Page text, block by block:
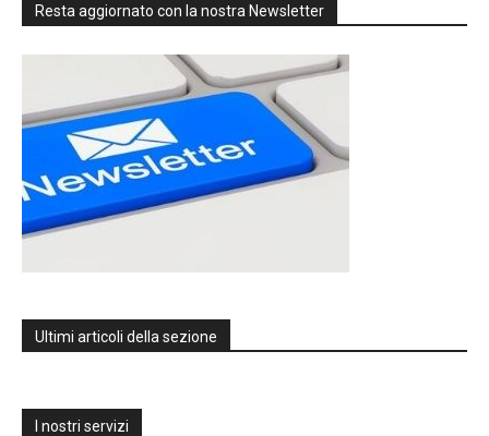
Resta aggiornato con la nostra Newsletter
Ultimi articoli della sezione
I nostri servizi